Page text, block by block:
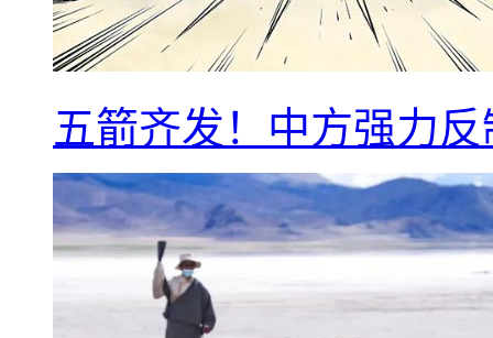
五箭齐发！中方强力